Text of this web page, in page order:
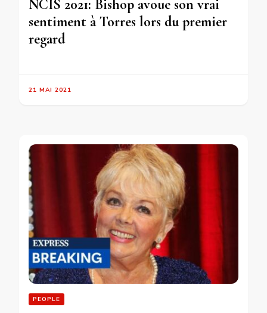
NCIS 2021: Bishop avoue son vrai
sentiment à Torres lors du premier
regard
21 MAI 2021
PEOPLE